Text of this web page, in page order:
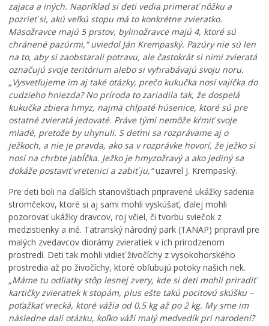
zajaca a iných. Napríklad si deti vedia primerať nôžku a
pozrieť si, akú veľkú stopu má to konkrétne zvieratko.
Mäsožravce majú 5 prstov, bylinožravce majú 4, ktoré sú
chránené pazúrmi,“ uviedol Ján Krempaský. Pazúry nie sú len
na to, aby si zaobstarali potravu, ale častokrát si nimi zvieratá
označujú svoje teritórium alebo si vyhrabávajú svoju noru.
„Vysvetľujeme im aj také otázky, prečo kukučka nosí vajíčka do
cudzieho hniezda? No príroda to zariadila tak, že dospelá
kukučka zbiera hmyz, najmä chlpaté húsenice, ktoré sú pre
ostatné zvieratá jedovaté. Práve tými nemôže kŕmiť svoje
mladé, pretože by uhynuli. S deťmi sa rozprávame aj o
ježkoch, a nie je pravda, ako sa v rozprávke hovorí, že ježko si
nosí na chrbte jabĺčka. Ježko je hmyzožravý a ako jediný sa
dokáže postaviť vretenici a zabiť ju,“uzavrel J. Krempaský.
Pre deti boli na ďalších stanovištiach pripravené ukážky sadenia
stromčekov, ktoré si aj sami mohli vyskúšať, ďalej mohli
pozorovať ukážky dravcov, roj včiel, či tvorbu sviečok z
medzistienky a iné. Tatranský národný park (TANAP) pripravil pre
malých zvedavcov diorámy zvieratiek v ich prirodzenom
prostredí. Deti tak mohli vidieť živočíchy z vysokohorského
prostredia až po živočíchy, ktoré obľubujú potoky našich riek.
„Máme tu odliatky stôp lesnej zvery, kde si deti mohli priradiť
kartičky zvieratiek k stopám, plus ešte takú pocitovú skúšku –
poťažkať vrecká, ktoré vážia od 0,5 kg až po 2 kg. My sme im
následne dali otázku, koľko váži malý medvedík pri narodení?
L
e
t
n
é
k
ú
p
J
h
d
e
f
i
n
i
t
í
v
n
r
e
c
h
á
d
z
k
a
č
a